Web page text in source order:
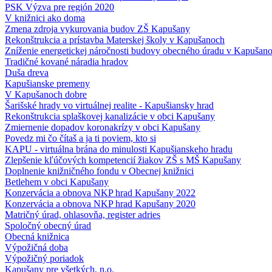
PSK Výzva pre región 2020
V knižnici ako doma
Zmena zdroja vykurovania budov ZŠ Kapušany
Rekonštrukcia a prístavba Materskej školy v Kapušanoch
Zníženie energetickej náročnosti budovy obecného úradu v
Tradičné kované náradia hradov
Duša dreva
Kapušianske premeny
V Kapušanoch dobre
Šarišské hrady vo virtuálnej realite - Kapušiansky hrad
Rekonštrukcia splaškovej kanalizácie v obci Kapušany
Zmiernenie dopadov koronakrízy v obci Kapušany
Povedz mi čo čítaš a ja ti poviem, kto si
KAPU - virtuálna brána do minulosti Kapušianskeho hradu
Zlepšenie kľúčových kompetencií žiakov ZŠ s MŠ Kapušany
Doplnenie knižničného fondu v Obecnej knižnici
Betlehem v obci Kapušany
Konzervácia a obnova NKP hrad Kapušany 2022
Konzervácia a obnova NKP hrad Kapušany 2020
Matričný úrad, ohlasovňa, register adries
Spoločný obecný úrad
Obecná knižnica
Výpožičná doba
Výpožičný poriadok
Kapušany pre všetkých, n.o.